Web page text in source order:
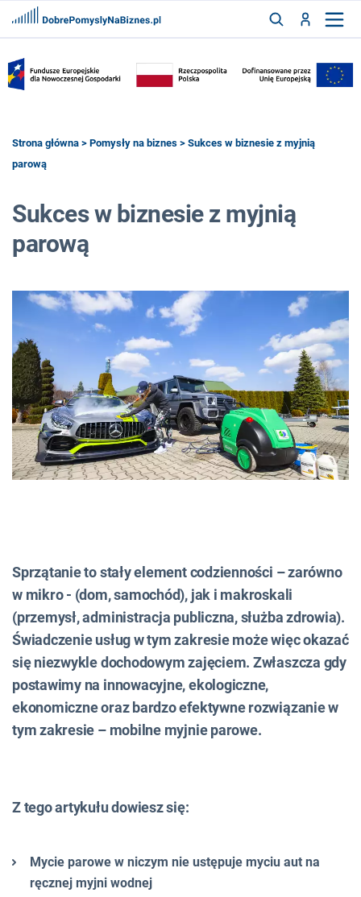
FRANCZYZY
Strona główna > Pomysły na biznes > Sukces w biznesie z myjnią
parową
Sukces w biznesie z myjnią
parową
Sprzątanie to stały element codzienności – zarówno
w mikro - (dom, samochód), jak i makroskali
(przemysł, administracja publiczna, służba zdrowia).
Świadczenie usług w tym zakresie może więc okazać
się niezwykle dochodowym zajęciem. Zwłaszcza gdy
postawimy na innowacyjne, ekologiczne,
ekonomiczne oraz bardzo efektywne rozwiązanie w
tym zakresie – mobilne myjnie parowe.
Z tego artykułu dowiesz się:
Mycie parowe w niczym nie ustępuje myciu aut na
ręcznej myjni wodnej